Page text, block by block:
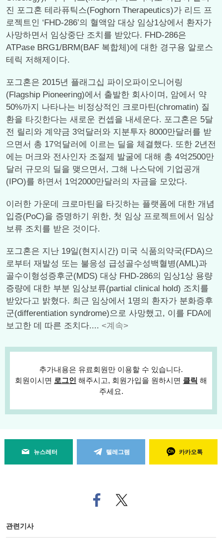
진 포그혼 테라퓨틱스(Foghorn Therapeutics)가 리드 프
로젝트인 ‘FHD-286’의 혈액암 대상 임상1상에서 환자가
사망하면서 임상중단 조치를 받았다. FHD-286은
ATPase BRG1/BRM(BAF 복합체)에 대한 경구용 알로스
테릭 저해제이다.
포그혼은 2015년 플래그십 파이오파이오니어링
(Flagship Pioneering)에서 출발한 회사이며, 암에서 약
50%까지 나타나는 비정상적인 크로마틴(chromatin) 질
환을 타깃한다는 새로운 컨셉을 내세운다. 포그혼은 5달
전 릴리와 계약금 3억달러와 지분투자 8000만달러를 받
으면서 총 17억달러에 이르는 딜을 체결했다. 또한 2년전
에는 머크와 전사인자 조절제 발굴에 대해 총 4억2500만
달러 규모의 딜을 맺으면서, 그해 나스닥에 기업공개
(IPO)를 하면서 1억2000만달러의 자금을 모았다.
이러한 가운데 크로마틴을 타깃하는 플랫폼에 대한 개념
입증(PoC)을 증명하기 위한, 첫 임상 프로젝트에서 임상
보류 조치를 받은 것이다.
포그혼은 지난 19일(현지시간) 미국 식품의약국(FDA)으
로부터 재발성 또는 불응성 급성골수성백혈병(AML)과
골수이형성증후군(MDS) 대상 FHD-286의 임상1상 용량
증량에 대한 부분 임상보류(partial clinical hold) 조치를
받았다고 밝혔다. 최근 임상에서 1명의 환자가 분화증후
군(differentiation syndrome)으로 사망했고, 이를 FDA에
보고한 데 따른 조치다.... <계속>
추가내용은 유료회원만 이용할 수 있습니다.
회원이시면 로그인 해주시고, 회원가입을 원하시면 클릭 해
주세요.
뉴스레터 텔레그램 카카오톡
페
이
트위
터로
관련기사